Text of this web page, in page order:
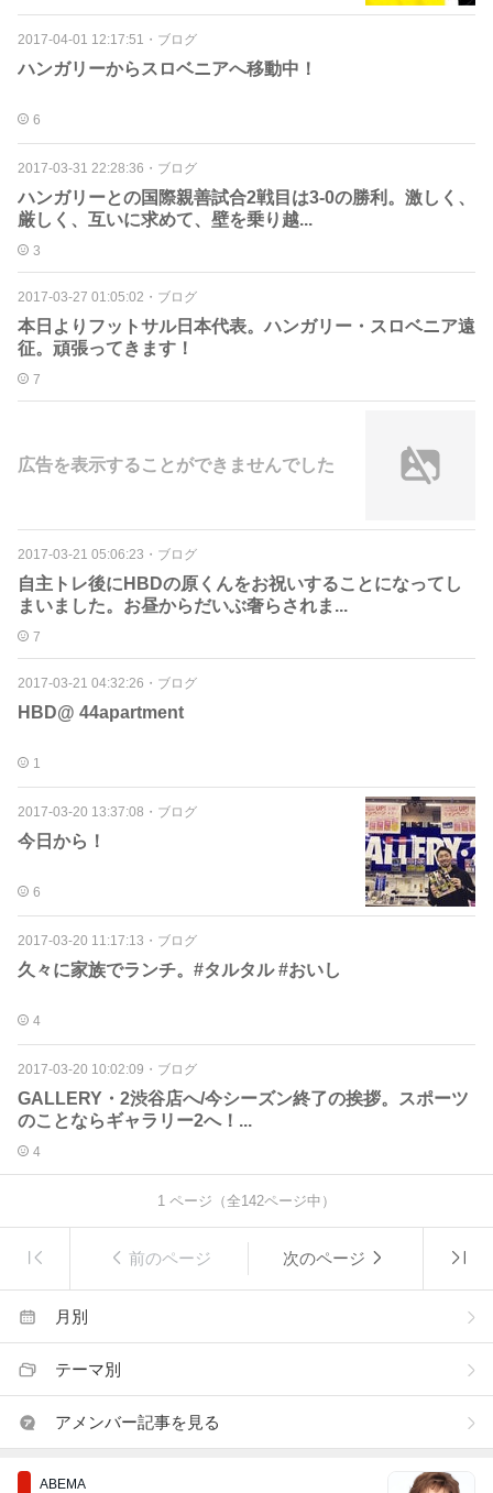
2017-04-01 12:17:51 ・ ブログ
ハンガリーからスロベニアへ移動中！
6
2017-03-31 22:28:36 ・ ブログ
ハンガリーとの国際親善試合2戦目は3-0の勝利。激しく、
厳しく、互いに求めて、壁を乗り越...
3
2017-03-27 01:05:02 ・ ブログ
本日よりフットサル日本代表。ハンガリー・スロベニア遠
征。頑張ってきます！
7
広告を表示することができませんでした
2017-03-21 05:06:23 ・ ブログ
自主トレ後にHBDの原くんをお祝いすることになってし
まいました。お昼からだいぶ奢らされま...
7
2017-03-21 04:32:26 ・ ブログ
HBD@ 44apartment
1
2017-03-20 13:37:08 ・ ブログ
今日から！
6
2017-03-20 11:17:13 ・ ブログ
久々に家族でランチ。#タルタル #おいし
4
2017-03-20 10:02:09 ・ ブログ
GALLERY・2渋谷店へ/今シーズン終了の挨拶。スポーツ
のことならギャラリー2へ！...
4
1 ページ（全142ページ中）
前のページ 次のページ
月別
テーマ別
アメンバー記事を見る
ABEMA